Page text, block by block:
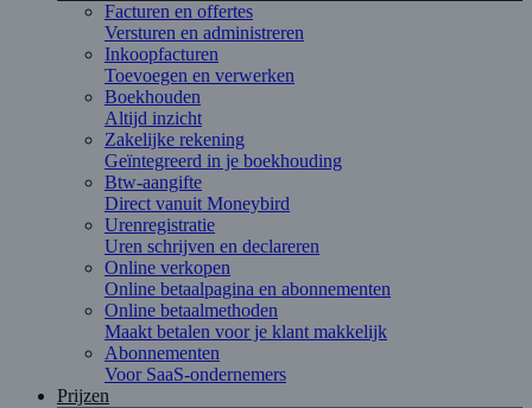
Facturen en offertes
Versturen en administreren
Inkoopfacturen
Toevoegen en verwerken
Boekhouden
Altijd inzicht
Zakelijke rekening
Geïntegreerd in je boekhouding
Btw-aangifte
Direct vanuit Moneybird
Urenregistratie
Uren schrijven en declareren
Online verkopen
Online betaalpagina en abonnementen
Online betaalmethoden
Maakt betalen voor je klant makkelijk
Abonnementen
Voor SaaS-ondernemers
Prijzen